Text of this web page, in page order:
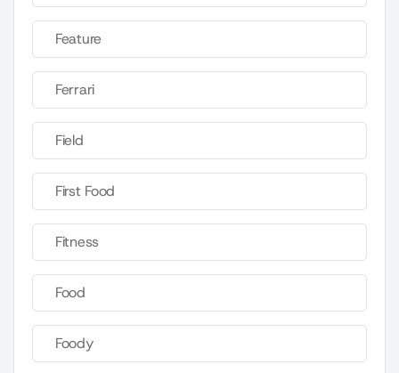
Feature
Ferrari
Field
First Food
Fitness
Food
Foody